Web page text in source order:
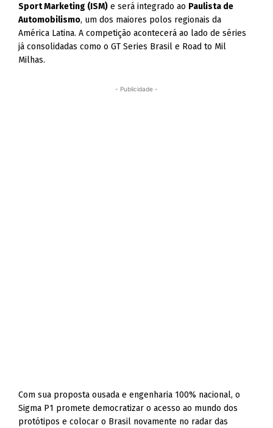
Sport Marketing (ISM) e será integrado ao Paulista de
Automobilismo, um dos maiores polos regionais da
América Latina. A competição acontecerá ao lado de séries
já consolidadas como o GT Series Brasil e Road to Mil
Milhas.
- Publicidade -
Com sua proposta ousada e engenharia 100% nacional, o
Sigma P1 promete democratizar o acesso ao mundo dos
protótipos e colocar o Brasil novamente no radar das